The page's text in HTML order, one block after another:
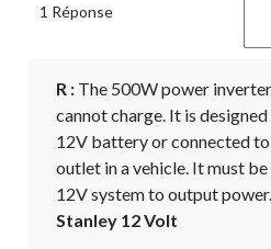
1 Réponse
R : The 500W power
cannot charge. It is
12V battery or connected
outlet in a vehicle. It must
12V system to output power.
Stanley 12 Volt